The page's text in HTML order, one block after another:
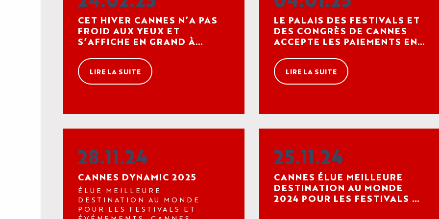
L'AGENDA
L'AGENDA
PROFESSIONNEL
L'AGENDA
LE PALAIS
NOS
EXPERTISES
ET
ENGAGEMENTS
LES ACTUALITÉS
VOTRE ÉVÈNEMENT
ORGANISER
UN
VOTRE
ESPACE
ORGANISER
SON SÉJOUR
ACCÈS
CET HIVER CANNES N’A PAS
FROID AUX YEUX ET
S’AFFICHE EN GRAND À
LIRE LA SUITE
LE PALAIS DES FESTIVALS ET
DES CONGRÈS DE CANNES
ACCEPTE LES PAIEMENTS EN
PREMIÈRE EN FRANCE
LIRE LA SUITE
28.11.24
CANNES DYNAMIC 2025
ÉLUE MEILLEURE
DESTINATION AU MONDE
POUR LES FESTIVALS ET
25.11.24
CANNES ÉLUE MEILLEURE
DESTINATION AU MONDE
2024 POUR LES FESTIVALS ET